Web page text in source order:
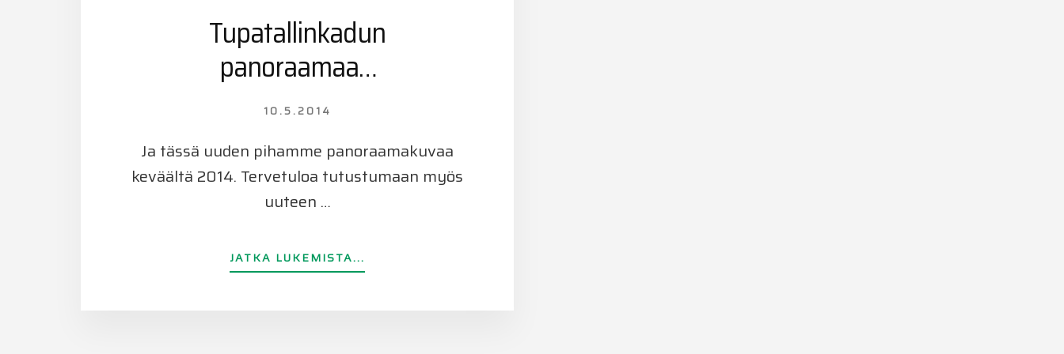
Tupatallinkadun
panoraamaa…
10.5.2014
Ja tässä uuden pihamme panoraamakuvaa
keväältä 2014. Tervetuloa tutustumaan myös
uuteen …
JATKA LUKEMISTA...
PANORAAMAA…